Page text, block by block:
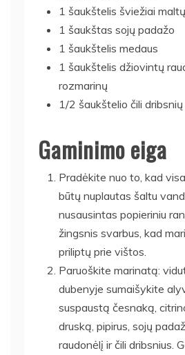
1 šaukštelis šviežiai
1 šaukštas sojų padažo
1 šaukštelis medaus
1 šaukštelis džiovintų
rozmarinų
1/2 šaukštelio čili
Gaminimo eiga
Pradėkite nuo to, kad
būtų nuplautas šaltu
nusausintas popieriniu
žingsnis svarbus, kad
priliptų prie vištos.
Paruoškite marinatą:
dubenyje sumaišykite
suspaustą česnaką,
druską, pipirus, sojų
raudonėlį ir čili dribsnius.